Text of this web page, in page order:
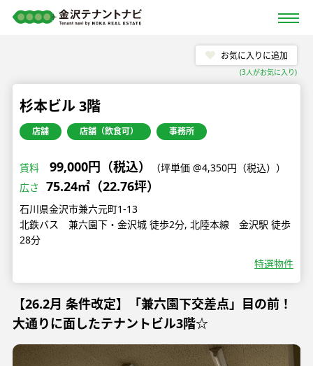
お気に入りに追加
(3人がお気に入り)
杉本ビル 3階
店舗 店舗（飲食可） 事務所
賃料 99,000円（税込）
（坪単価 @4,350円（税込））
広さ
75.24㎡（22.76坪）
石川県金沢市兼六元町1-13
北鉄バス 兼六園下・金沢城 徒歩2分, 北陸本線 金沢駅 徒歩
28分
特選物件
【26.2月 条件改定】「兼六園下交差点」目の前！
大通りに面したテナントビル3階☆